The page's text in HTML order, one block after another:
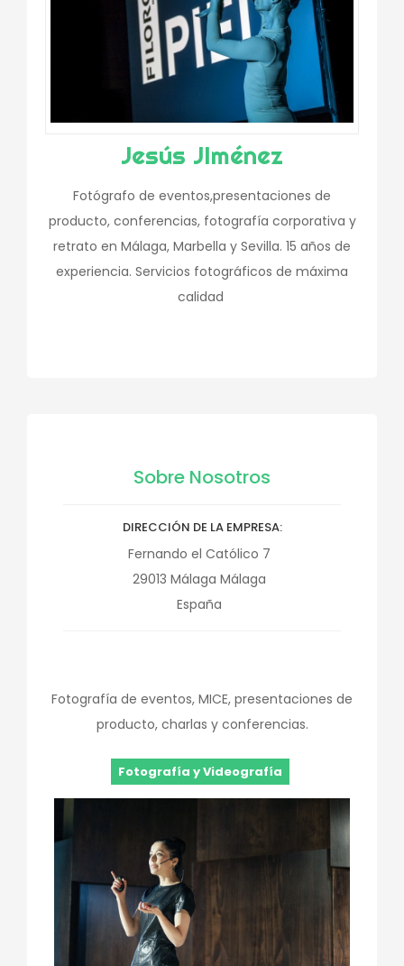
Jesús JIménez
Fotógrafo de eventos,presentaciones de
producto, conferencias, fotografía corporativa y
retrato en Málaga, Marbella y Sevilla. 15 años de
experiencia. Servicios fotográficos de máxima
calidad
Sobre Nosotros
DIRECCIÓN DE LA EMPRESA
Fernando el Católico 7
29013 Málaga Málaga
España
Fotografía de eventos, MICE, presentaciones de
producto, charlas y conferencias.
Fotografía y Videografía